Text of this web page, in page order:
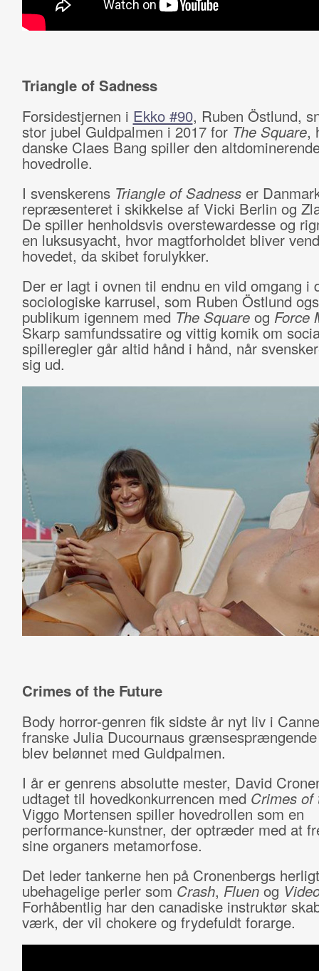
Triangle of Sadness
Forsidestjernen i Ekko #90, Ruben Östlund,
stor jubel Guldpalmen i 2017 for The Square,
danske Claes Bang spiller den
hovedrolle.
I svenskerens Triangle of Sadnesser
repræsenteret i skikkelse af Vicki Berlin og
De spiller henholdsvis overstewardesse og
en luksusyacht, hvor magtforholdet bliver
hovedet, da skibet forulykker.
Der er lagt i ovnen til endnu en vild omgang i
sociologiske karrusel, som Ruben Östlund
publikum igennem med The Squareog Force
Skarp samfundssatire og vittig komik om
spilleregler går altid hånd i hånd, når
sig ud.
Crimes of the Future
Body horror-genren fik sidste år nyt liv i
franske Julia Ducournaus
blev belønnet med Guldpalmen.
I år er genrens absolutte mester, David
udtaget til hovedkonkurrencen med Crimes of
Viggo Mortensen spiller hovedrollen som en
performance-kunstner, der optræder med at
sine organers metamorfose.
Det leder tankerne hen på Cronenbergs herligt
ubehagelige perler somCrash, Fluenog
Forhåbentlig har den canadiske instruktør
værk, der vil chokere og frydefuldt forarge.